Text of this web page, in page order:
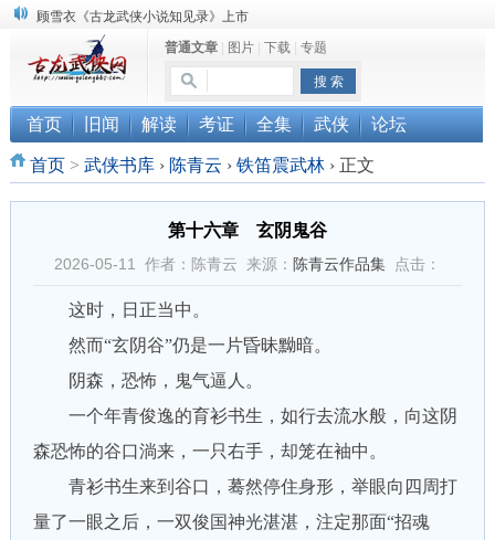
顾雪衣《古龙武侠小说知见录》上市
“武侠书库”查缺补漏活动圆满结束
《古龙小说原貌探究》修订版已上市
普通文章| 图片| 下载| 专题
首页 旧闻 解读 考证 全集 武侠 论坛
首页> 武侠书库 › 陈青云 › 铁笛震武林 ›正文
第十六章 玄阴鬼谷
2026-05-11 作者：陈青云 来源： 陈青云作品集点击：
这时，日正当中。
然而“玄阴谷”仍是一片昏昧黝暗。
阴森，恐怖，鬼气逼人。
一个年青俊逸的育衫书生，如行去流水般，向这阴
森恐怖的谷口淌来，一只右手，却笼在袖中。
青衫书生来到谷口，蓦然停住身形，举眼向四周打
量了一眼之后，一双俊国神光湛湛，注定那面“招魂